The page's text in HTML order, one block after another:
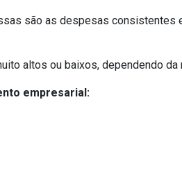
são as despesas
altos ou baixos, dependendo da
empresarial: